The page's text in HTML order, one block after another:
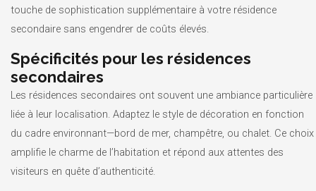
touche de sophistication supplémentaire à votre résidence
secondaire sans engendrer de coûts élevés.
Spécificités pour les résidences
secondaires
Les résidences secondaires ont souvent une ambiance particulière
liée à leur localisation. Adaptez le style de décoration en fonction
du cadre environnant—bord de mer, champêtre, ou chalet. Ce choix
amplifie le charme de l’habitation et répond aux attentes des
visiteurs en quête d’authenticité.